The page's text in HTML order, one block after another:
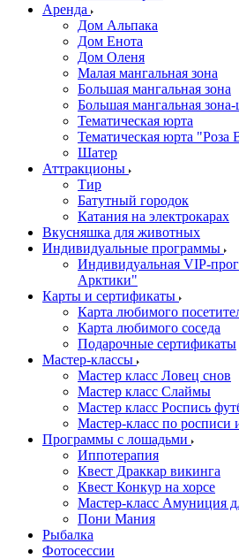
Аренда
Дом Альпака
Дом Енота
Дом Оленя
Малая мангальная зона
Большая мангальная зона
Большая мангальная
Тематическая юрта
Тематическая юрта "Роза
Шатер
Аттракционы
Тир
Батутный городок
Катания на электрокарах
Вкусняшка для животных
Индивидуальные программы
Индивидуальная VIP-
Арктики"
Карты и сертификаты
Карта любимого
Карта любимого соседа
Подарочные сертификаты
Мастер-классы
Мастер класс Ловец снов
Мастер класс Слаймы
Мастер класс Роспись
Мастер-класс по росписи
Программы с лошадьми
Иппотерапия
Квест Драккар викинга
Квест Конкур на хорсе
Мастер-класс Амуниция
Пони Мания
Рыбалка
Фотосессии